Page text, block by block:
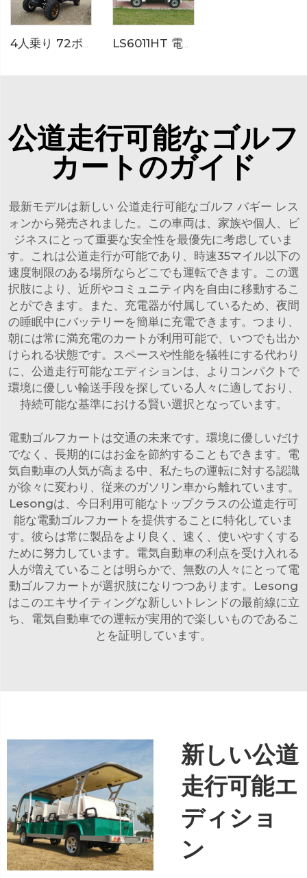
4人乗り 72ボルト LiFePO4バッテリー電動貨物ベッドゴルフカート LS2041H LS6011HT 電気ホテルフードトラック
公道走行可能なゴルフ
カートのガイド
最新モデルは新しい 公道走行可能なゴルフ バギー レス
ォンから発売されました。この車両は、家族や個人、ビ
ジネスにとって重要な安全性を最優先に考虑していま
す。これは公道走行が可能であり、時速35マイル以下の
速度制限のある場所ならどこでも運転できます。この選
択肢により、近所やコミュニティ内を自由に移動するこ
とができます。また、充電器が付属しているため、夜間
の睡眠中にバッテリーを簡単に充電できます。つまり、
朝には常に満充電のカートが利用可能で、いつでも出か
けられる状態です。スペースや性能を犠牲にする代わり
に、公道走行可能なエディションは、よりコンパクトで
環境に優しい輸送手段を探している人々に適しており、
持続可能な基準における賢い選択となっています。
電動ゴルフカートは交通の未来です。環境に優しいだけ
でなく、長期的にはお金を節約することもできます。電
気自動車の人気が高まる中、私たちの運転に対する認識
が徐々に変わり、従来のガソリン車から離れています。
Lesongは、今日利用可能なトップクラスの公道走行可
能な電動ゴルフカートを提供することに特化していま
す。彼らは常に製品をより良く、速く、使いやすくする
ために努力しています。電気自動車の利点を受け入れる
人が増えていることは明らかで、無数の人々にとって電
動ゴルフカートが選択肢になりつつあります。Lesong
はこのエキサイティングな新しいトレンドの最前線に立
ち、電気自動車での運転が実用的で楽しいものであるこ
とを証明しています。
新しい公道
走行可能エ
ディショ
ン